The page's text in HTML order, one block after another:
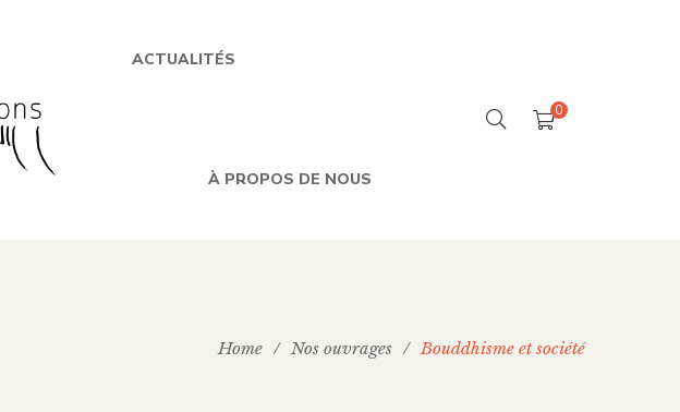
ACTUALITÉS
À PROPOS DE NOUS
0
Home / Nos ouvrages / Bouddhisme et société